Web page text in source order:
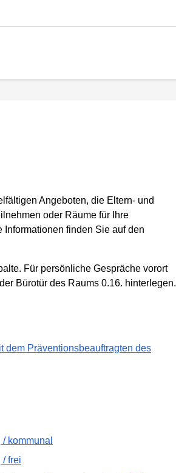
Angeboten, die Eltern- und
oder Räume für Ihre
finden Sie auf den
Für persönliche Gespräche vorort
Bürotür des Raums 0.16. hinterlegen.
dem Präventionsbeauftragten des
kommunal
/ frei